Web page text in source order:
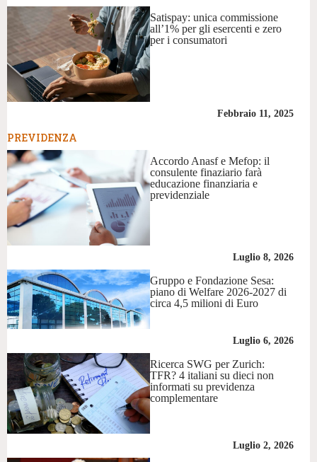
Satispay: unica commissione
all’1% per gli esercenti e zero
per i consumatori
Febbraio 11, 2025
PREVIDENZA
Accordo Anasf e Mefop: il
consulente finaziario farà
educazione finanziaria e
previdenziale
Luglio 8, 2026
Gruppo e Fondazione Sesa:
piano di Welfare 2026-2027 di
circa 4,5 milioni di Euro
Luglio 6, 2026
Ricerca SWG per Zurich:
TFR? 4 italiani su dieci non
informati su previdenza
complementare
Luglio 2, 2026